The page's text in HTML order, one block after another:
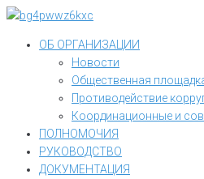
Перейти
контентуОБ ОРГАНИЗАЦИИ
Новости
Общественная
Противодействие
Координационные и
ПОЛНОМОЧИЯ
РУКОВОДСТВО
ДОКУМЕНТАЦИЯ